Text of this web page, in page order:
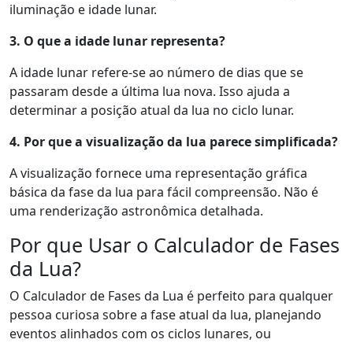
iluminação e idade lunar.
3. O que a idade lunar representa?
A idade lunar refere-se ao número de dias que se
passaram desde a última lua nova. Isso ajuda a
determinar a posição atual da lua no ciclo lunar.
4. Por que a visualização da lua parece simplificada?
A visualização fornece uma representação gráfica
básica da fase da lua para fácil compreensão. Não é
uma renderização astronômica detalhada.
Por que Usar o Calculador de Fases
da Lua?
O Calculador de Fases da Lua é perfeito para qualquer
pessoa curiosa sobre a fase atual da lua, planejando
eventos alinhados com os ciclos lunares, ou